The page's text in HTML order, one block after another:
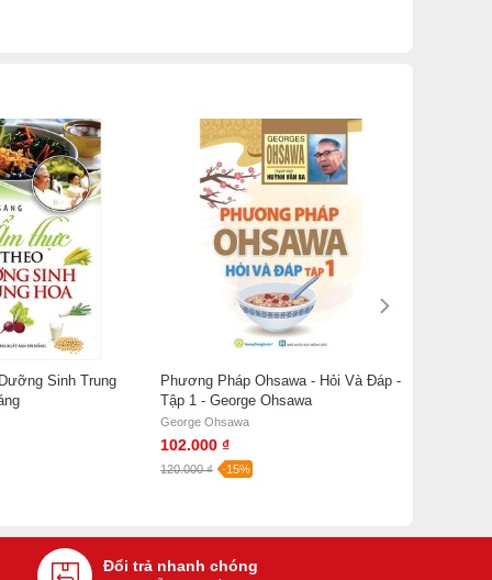
Sinh Trung
Phương Pháp Ohsawa - Hỏi Và Đáp -
Tập 1 - George Ohsawa
George Ohsawa
102.000 ₫
120.000 ₫ -15%
Đổi trả nhanh chóng